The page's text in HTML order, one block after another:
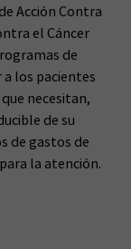
Acción Contra
el Cáncer
de
a los pacientes
necesitan,
de su
de gastos de
la atención.